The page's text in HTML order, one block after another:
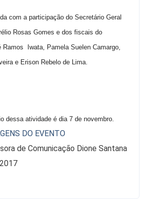
com a participação do Secretário Geral
Rosas Gomes e dos fiscais do
Ramos Iwata, Pamela Suelen Camargo,
e Erison Rebelo de Lima.
dessa atividade é dia 7 de novembro.
DO EVENTO
de Comunicação Dione Santana